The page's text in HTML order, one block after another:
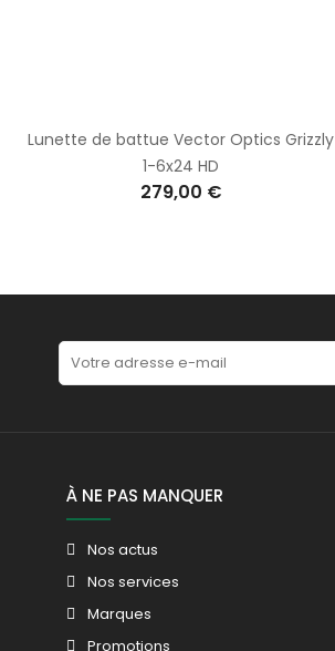
Lunette de battue Vector Optics Grizzly
1-6x24 HD
279,00 €
À NE PAS MANQUER
Nos actus
Nos services
Marques
Promotions